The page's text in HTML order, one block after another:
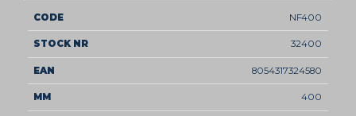
NF400
32400
8054317324580
400